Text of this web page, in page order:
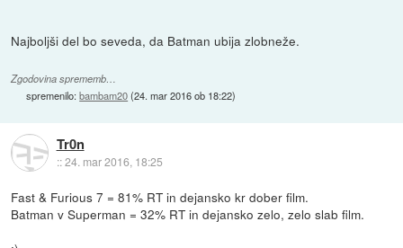
Najboljši del bo seveda, da Batman ubija zlobneže.
Zgodovina sprememb…
spremenilo:bambam20(24. mar 2016 ob 18:22)
Tr0n
::24. mar 2016, 18:25
Fast & Furious 7 = 81% RT in dejansko kr dober film.
Batman v Superman = 32% RT in dejansko zelo, zelo slab film.